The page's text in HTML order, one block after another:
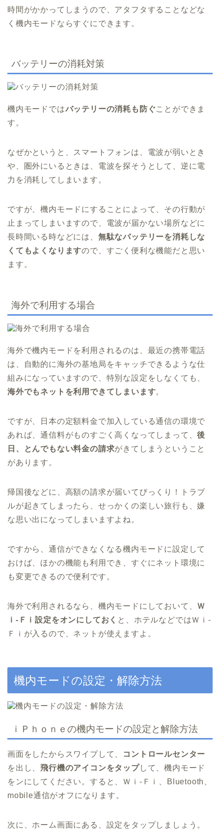
時間がかかってしまうので、アタフタすることなどな
く機内モードならすぐにできます。
バッテリーの消耗対策
機内モードではバッテリーの消耗も防ぐことができま
す。
なぜかというと、スマートフォンは、電波が弱いとき
や、圏外にいるときは、電波を探そうとして、逆に電
力を消耗してしまいます。
ですが、機内モードにすることによって、その行動が
止まってしまいますので、電波が届かない場所などに
長時間いる時などには、 無駄なバッテリーを消耗しな
くてもよくなりますので、すごく便利な機能だと思い
ます。
海外で利用する場合
海外で機内モードを利用されるのは、最近の携帯電話
は、自動的に海外の基地局をキャッチできるような仕
組みになっていますので、特別な設定をしなくても、
海外でもネットを利用できてしまいます。
ですが、日本の定額料金で加入している通信の環境で
あれば、通信料がものすごく高くなってしまって、後
日、とんでもない料金の請求がきてしまうということ
があります。
帰国後などに、高額の請求が届いてびっくり！トラブ
ルが起きてしまったら、せっかくの楽しい旅行も、嫌
な思い出になってしまいますよね。
ですから、通信ができなくなる機内モードに設定して
おけば、ほかの機能も利用でき、すぐにネット環境に
も変更できるので便利です。
海外で利用されるなら、機内モードにしておいて、 Ｗ
ｉ-Ｆｉ設定をオンにしておく と、ホテルなどではＷｉ-
Ｆｉが入るので、ネットが使えますよ。
機内モードの設定・解除方法
ｉＰｈｏｎｅの機内モードの設定と解除方法
画面をしたからスワイプして、
コントロールセンター
を出し、飛行機のアイコンをタップして、機内モード
をンにしてください。すると、Ｗｉ-Ｆｉ、Bluetooth、
mobile通信がオフになります。
次に、ホーム画面にある、設定をタップしましょう。